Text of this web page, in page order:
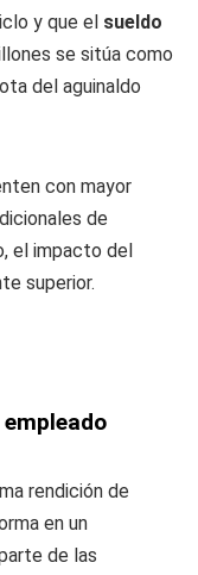
y que el sueldo
se sitúa como
del aguinaldo
con mayor
de
el impacto del
superior.
rendición de
en un
de las